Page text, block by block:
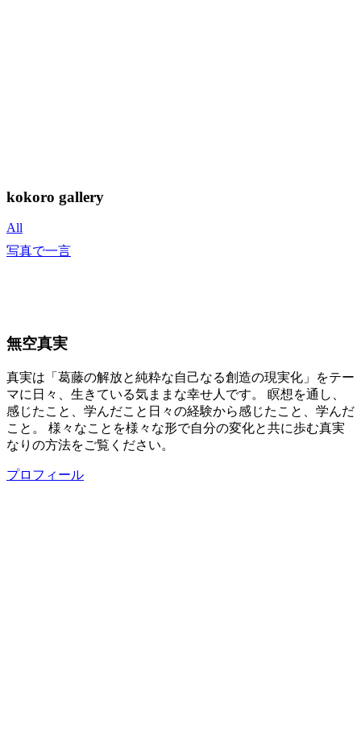
kokoro gallery
All
写真で一言
無空真実
真実は「葛藤の解放と純粋な自己なる創造の現実化」をテー
マに日々、生きている気ままな幸せ人です。 瞑想を通し、
感じたこと、学んだこと日々の経験から感じたこと、学んだ
こと。 様々なことを様々な形で自分の変化と共に歩む真実
なりの方法をご覧ください。
プロフィール